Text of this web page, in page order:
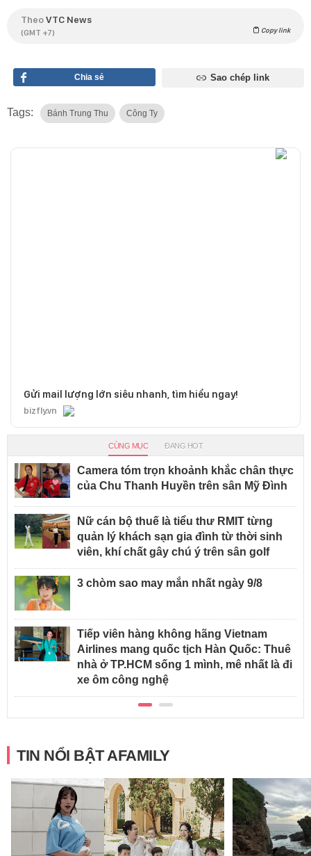
TheoVTC News
(GMT +7) Copy link
Chia sẻ Sao chép link
Tags: Bánh Trung Thu Công Ty
Gửi mail lượng lớn siêu nhanh, tìm hiểu ngay!
bizfly.vn
CÙNG MỤC ĐANG HOT
Camera tóm trọn khoảnh khắc chân thực
của Chu Thanh Huyền trên sân Mỹ Đình
Nữ cán bộ thuế là tiểu thư RMIT từng
quản lý khách sạn gia đình từ thời sinh
viên, khí chất gây chú ý trên sân golf
3 chòm sao may mắn nhất ngày 9/8
Tiếp viên hàng không hãng Vietnam
Airlines mang quốc tịch Hàn Quốc: Thuê
nhà ở TP.HCM sống 1 mình, mê nhất là đi
xe ôm công nghệ
TIN NỔI BẬT AFAMILY